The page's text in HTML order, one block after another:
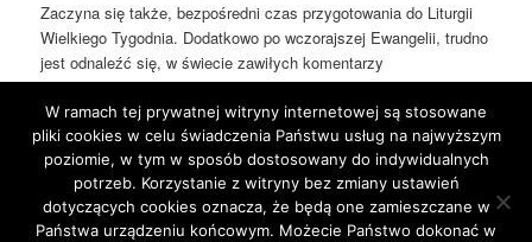
Zaczyna się także, bezpośredni czas przygotowania do Liturgii
Wielkiego Tygodnia. Dodatkowo po wczorajszej Ewangelii, trudno
jest odnaleźć się, w świecie zawiłych komentarzy
wartościujących. Jezus powiedział “Kto jest bez winy, niech
pierwszy rzuci kamieniem”…
This entry was posted inBlogbyjarek. Bookmark thepermalink.
W ramach tej prywatnej witryny internetowej są stosowane
pliki cookies w celu świadczenia Państwu usług na najwyższym
poziomie, w tym w sposób dostosowany do indywidualnych
potrzeb. Korzystanie z witryny bez zmiany ustawień
dotyczących cookies oznacza, że będą one zamieszczane w
Państwa urządzeniu końcowym. Możecie Państwo dokonać w